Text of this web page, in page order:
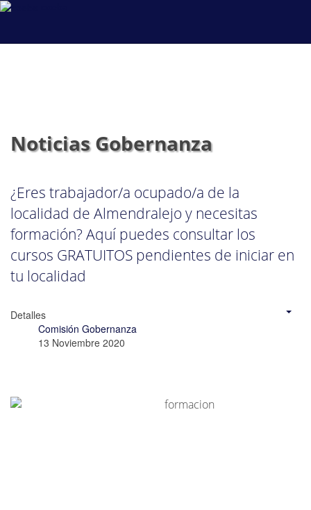
Noticias Gobernanza
¿Eres trabajador/a ocupado/a de la
localidad de Almendralejo y necesitas
formación? Aquí puedes consultar los
cursos GRATUITOS pendientes de iniciar en
tu localidad
Detalles
Comisión Gobernanza
13 Noviembre 2020